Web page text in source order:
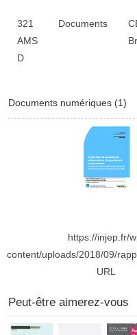
321
AMS
D
Documents
Documents numériques (1)
https://injep.fr/
content/uploads/2018/09/
URL
Peut-être aimerez-vous